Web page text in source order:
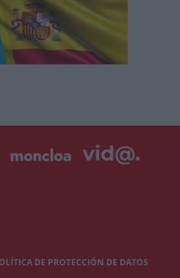
DE PROTECCIÓN DE DATOS